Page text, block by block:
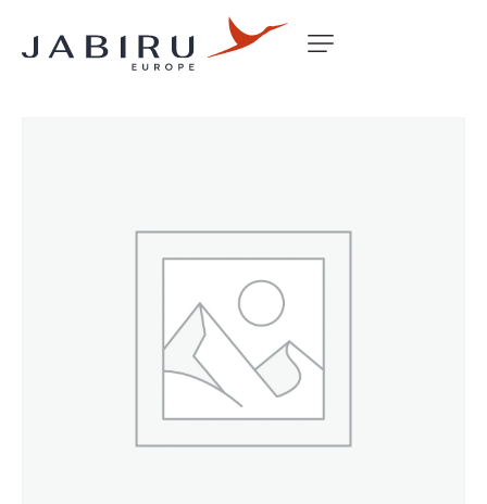
Accueil Non classé